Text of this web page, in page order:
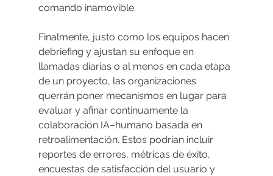
comando inamovible.
Finalmente, justo como los equipos hacen
debriefing y ajustan su enfoque en
llamadas diarias o al menos en cada etapa
de un proyecto, las organizaciones
querrán poner mecanismos en lugar para
evaluar y afinar continuamente la
colaboración IA–humano basada en
retroalimentación. Estos podrían incluir
reportes de errores, métricas de éxito,
encuestas de satisfacción del usuario y